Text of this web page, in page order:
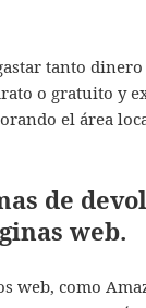
tanto
o gratuito y
el área
de
web.
web, como